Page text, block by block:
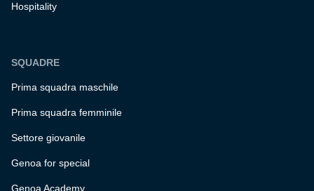
Hospitality
SQUADRE
Prima squadra maschile
Prima squadra femminile
Settore giovanile
Genoa for special
Genoa Academy